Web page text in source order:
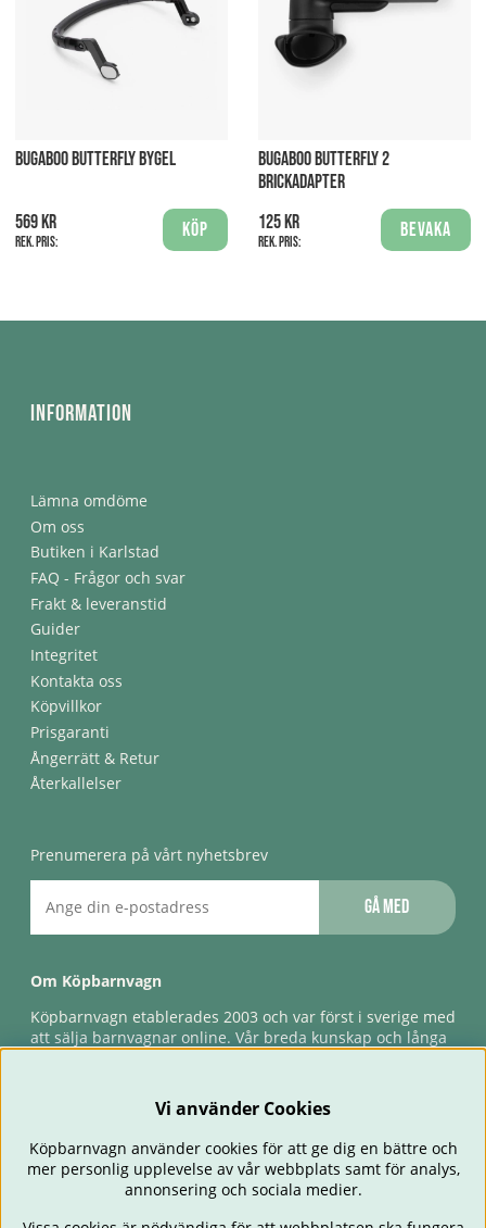
BUGABOO BUTTERFLY BYGEL
569 kr
Rek. pris:
Köp
BUGABOO BUTTERFLY 2
BRICKADAPTER
125 kr
Rek. pris:
Bevaka
Information
Lämna omdöme
Om oss
Butiken i Karlstad
FAQ - Frågor och svar
Frakt & leveranstid
Guider
Integritet
Kontakta oss
Köpvillkor
Prisgaranti
Ångerrätt & Retur
Återkallelser
Prenumerera på vårt nyhetsbrev
Gå med
Om Köpbarnvagn
Köpbarnvagn etablerades 2003 och var först i sverige med
att sälja barnvagnar online. Vår breda kunskap och långa
förlossningsgaranti & förlängd ångerrätt.
Vi använder Cookies
Köpbarnvagn använder cookies för att ge dig en bättre och
mer personlig upplevelse av vår webbplats samt för analys,
annonsering och sociala medier.